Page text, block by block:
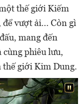
thế giới Kiếm
vượt ải... Còn gì
mang đến
phiêu lưu,
thế giới Kim Dung.